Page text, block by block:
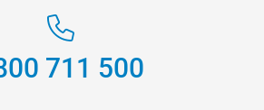
711 500